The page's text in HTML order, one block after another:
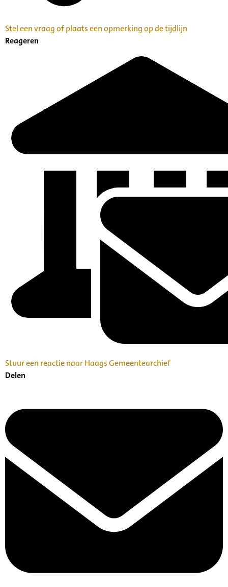
Stel een vraag of plaats een opmerking op de tijdlijn
Reageren
Stuur een reactie naar Haags Gemeentearchief
Delen